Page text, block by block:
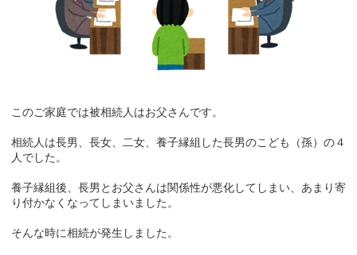
このご家庭では被相続人はお父さんです。
相続人は長男、長女、二女、養子縁組した長男のこども（孫）の４
人でした。
養子縁組後、長男とお父さんは関係性が悪化してしまい、あまり寄
り付かなくなってしまいました。
そんな時に相続が発生しました。